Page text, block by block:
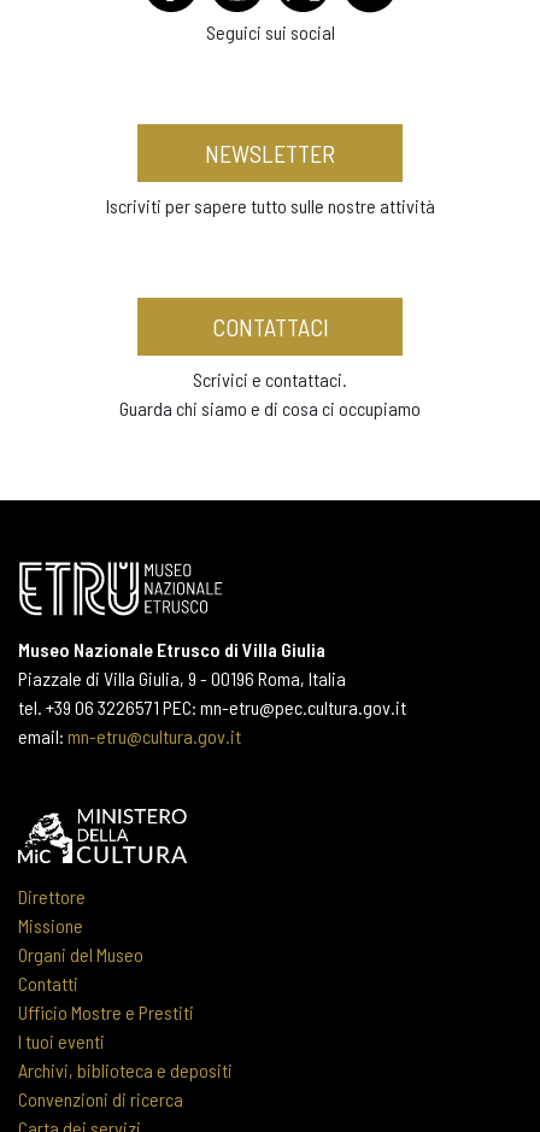
Seguici sui social
NEWSLETTER
Iscriviti per sapere tutto sulle nostre attività
CONTATTACI
Scrivici e contattaci.
Guarda chi siamo e di cosa ci occupiamo
Museo Nazionale Etrusco di Villa Giulia
Piazzale di Villa Giulia, 9 - 00196 Roma, Italia
tel. +39 06 3226571 PEC: mn-etru@pec.cultura.gov.it
email: mn-etru@cultura.gov.it
Direttore
Missione
Organi del Museo
Contatti
Ufficio Mostre e Prestiti
I tuoi eventi
Archivi, biblioteca e depositi
Convenzioni di ricerca